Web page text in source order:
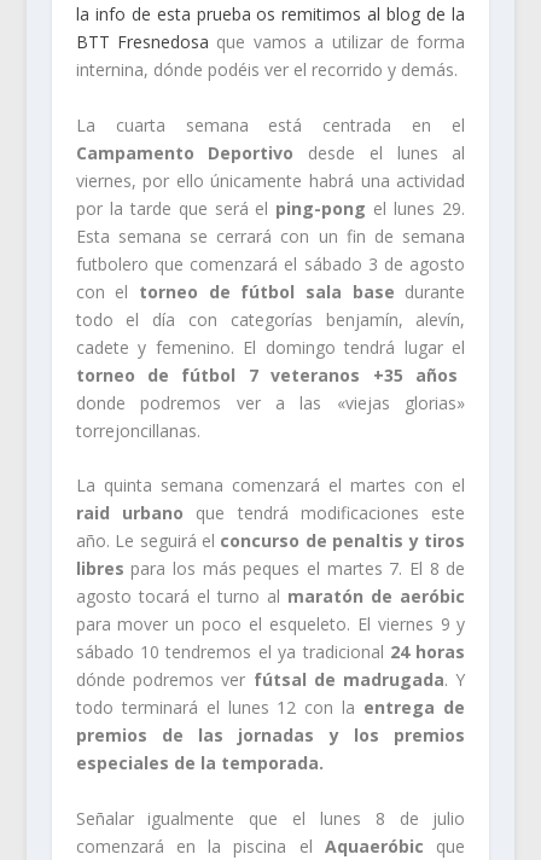
la info de esta prueba os remitimos al blog de la
BTT Fresnedosa que vamos a utilizar de forma
internina, dónde podéis ver el recorrido y demás.
La cuarta semana está centrada en el
Campamento Deportivo desde el lunes al
viernes, por ello únicamente habrá una actividad
por la tarde que será el ping-pong el lunes 29.
Esta semana se cerrará con un fin de semana
futbolero que comenzará el sábado 3 de agosto
con el torneo de fútbol sala base durante
todo el día con categorías benjamín, alevín,
cadete y femenino. El domingo tendrá lugar el
torneo de fútbol 7 veteranos +35 años
donde podremos ver a las «viejas glorias»
torrejoncillanas.
La quinta semana comenzará el martes con el
raid urbano que tendrá modificaciones este
año. Le seguirá el concurso de penaltis y tiros
libres para los más peques el martes 7. El 8 de
agosto tocará el turno al maratón de aeróbic
para mover un poco el esqueleto. El viernes 9 y
sábado 10 tendremos el ya tradicional 24 horas
dónde podremos ver fútsal de madrugada. Y
todo terminará el lunes 12 con la entrega de
premios de las jornadas y los premios
especiales de la temporada.
Señalar igualmente que el lunes 8 de julio
comenzará en la piscina elAquaeróbic que